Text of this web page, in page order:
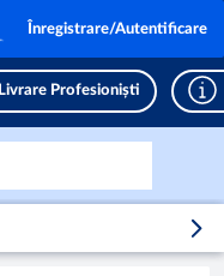
Livrare Profesioniști
Înregistrare/Autentificare